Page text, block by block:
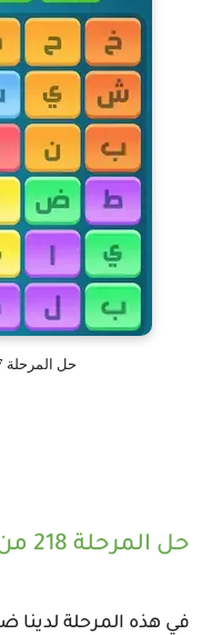
حل المرحلة 217 من لعبة كلمات كراش
حل المرحلة 218 من لعبة كلمات كراش :
في هذه المرحلة